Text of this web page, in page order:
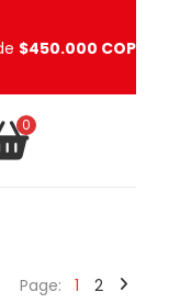
$450.000 COP
0
Page: 1 2